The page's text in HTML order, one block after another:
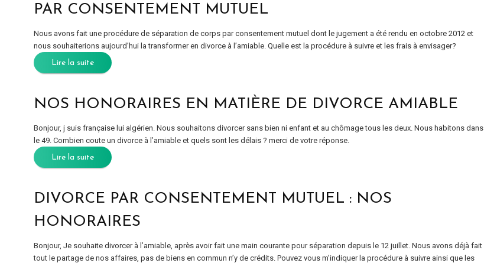
PAR CONSENTEMENT MUTUEL
Nous avons fait une procédure de séparation de corps par consentement mutuel dont le jugement a été rendu en octobre 2012 et
nous souhaiterions aujourd’hui la transformer en divorce à l’amiable. Quelle est la procédure à suivre et les frais à envisager?
Lire la suite
NOS HONORAIRES EN MATIÈRE DE DIVORCE AMIABLE
Bonjour, j suis française lui algérien. Nous souhaitons divorcer sans bien ni enfant et au chômage tous les deux. Nous habitons dans
le 49. Combien coute un divorce à l’amiable et quels sont les délais ? merci de votre réponse.
Lire la suite
DIVORCE PAR CONSENTEMENT MUTUEL : NOS
HONORAIRES
Bonjour, Je souhaite divorcer à l’amiable, après avoir fait une main courante pour séparation depuis le 12 juillet. Nous avons déjà fait
tout le partage de nos affaires, pas de biens en commun n’y de crédits. Pouvez vous m’indiquer la procédure à suivre ainsi que les